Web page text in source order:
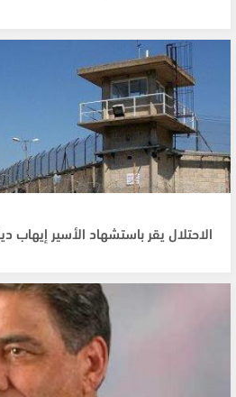
الاحتلال يقر باستشهاد الأسير إيهاب